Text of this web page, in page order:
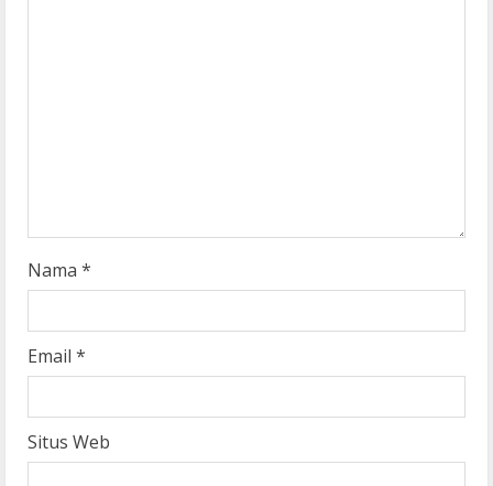
g
Nama *
Email *
Situs Web